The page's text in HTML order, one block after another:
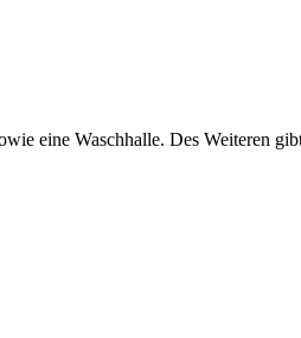
eine Waschhalle. Des Weiteren